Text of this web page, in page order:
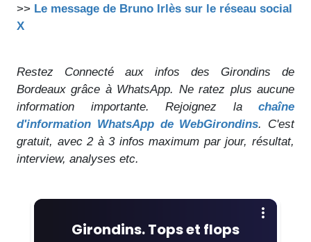
>> Le message de Bruno Irlès sur le réseau social
X
Restez Connecté aux infos des Girondins de
Bordeaux grâce à WhatsApp. Ne ratez plus aucune
information importante. Rejoignez la
chaîne
d'information WhatsApp de WebGirondins. C'est
gratuit, avec 2 à 3 infos maximum par jour, résultat,
interview, analyses etc.